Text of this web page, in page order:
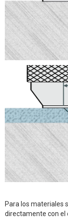
Para los materiales
directamente con el